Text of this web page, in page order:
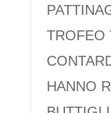
TROFEO
HANNO